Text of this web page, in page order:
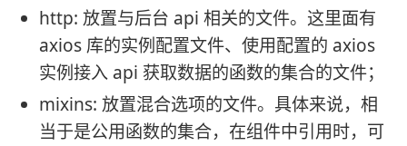
http: 放置与后台 api 相关的文件。这里面有
axios 库的实例配置文件、使用配置的 axios
实例接入 api 获取数据的函数的集合的文件；
mixins: 放置混合选项的文件。具体来说，相
当于是公用函数的集合，在组件中引用时，可